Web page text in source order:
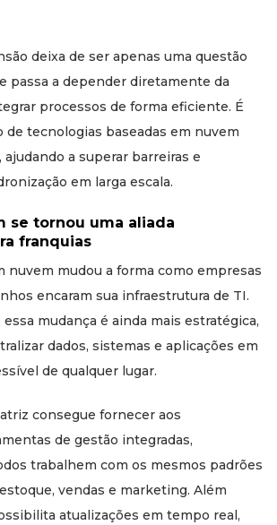
deixa de ser apenas uma questão
passa a depender diretamente da
processos de forma eficiente. É
de tecnologias baseadas em nuvem
a superar barreiras e
em larga escala.
se tornou uma aliada
franquias
nuvem mudou a forma como empresas
encaram sua infraestrutura de TI.
essa mudança é ainda mais estratégica,
dados, sistemas e aplicações em
de qualquer lugar.
consegue fornecer aos
de gestão integradas,
trabalhem com os mesmos padrões
vendas e marketing. Além
atualizações em tempo real,